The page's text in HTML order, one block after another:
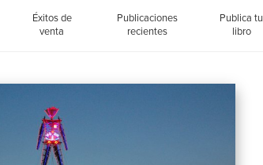
Éxitos de
venta
Publicaciones
recientes
Publica tu
libro